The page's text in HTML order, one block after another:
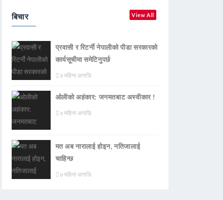
बिचार View All
प्रवासी र रिटर्नी नेपालीको पीडा सरकारको
कार्यसूचीमा समेटिनुपर्छ
४ महिना अगाडि
ओलीको अहंकार: जनमतबाट अस्वीकार !
४ महिना अगाडि
मत अब नारालाई होइन, नतिजालाई
चाहिन्छ
७ महिना अगाडि